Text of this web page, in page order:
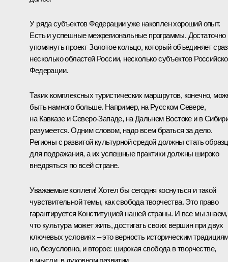
У ряда субъектов Федерации уже накоплен хороший опыт.
Есть и успешные межрегиональные программы. Достаточно
упомянуть проект Золотое кольцо, который объединяет
несколько областей России, несколько субъектов
Федерации.
Таких комплексных туристических маршрутов, конечно,
быть намного больше. Например, на Русском Севере,
на Кавказе и Северо-Западе, на Дальнем Востоке и в
разумеется. Одним словом, надо всем браться за дело.
Регионы с развитой культурной средой должны стать
для подражания, а их успешные практики должны широко
внедряться по всей стране.
Уважаемые коллеги! Хотел бы сегодня коснуться и такой
чувствительной темы, как свобода творчества. Это право
гарантируется Конституцией нашей страны. И все мы знаем,
что культура может жить, достигать своих вершин при двух
ключевых условиях – это верность историческим
но, безусловно, и второе: широкая свобода в творчестве,
в мысли, в духовном развитии.